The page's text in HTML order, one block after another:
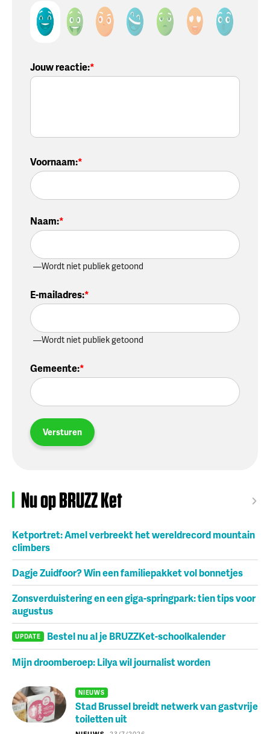
Jouw reactie:
Voornaam:
Naam:
Wordt niet publiek getoond
E-mailadres:
Wordt niet publiek getoond
Gemeente:
Versturen
Nu op BRUZZ Ket
Ketportret: Amel verbreekt het wereldrecord mountain
climbers
Dagje Zuidfoor? Win een familiepakket vol bonnetjes
Zonsverduistering en een giga-springpark: tien tips voor
augustus
UPDATE
Bestel nu al je BRUZZKet-schoolkalender
Mijn droomberoep: Lilya wil journalist worden
NIEUWS
Stad Brussel breidt netwerk van gastvrije
toiletten uit